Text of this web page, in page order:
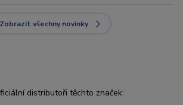
Zobrazit všechny novinky
distributoři těchto značek: